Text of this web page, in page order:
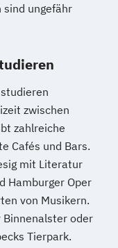
sind ungefähr
zwischen
zahlreiche
Cafés und Bars.
mit Literatur
Hamburger Oper
von Musikern.
Binnenalster oder
Tierpark.